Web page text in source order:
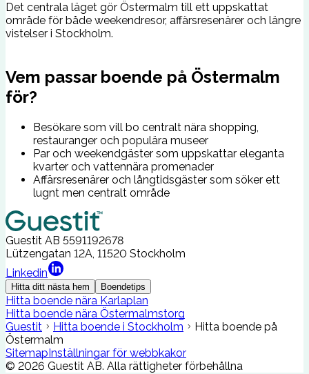
Det centrala läget gör Östermalm till ett uppskattat
område för både weekendresor, affärsresenärer och längre
vistelser i Stockholm.
Vem passar boende på Östermalm
för?
Besökare som vill bo centralt nära shopping,
restauranger och populära museer
Par och weekendgäster som uppskattar eleganta
kvarter och vattennära promenader
Affärsresenärer och långtidsgäster som söker ett
lugnt men centralt område
Guestit AB 5591192678
Lützengatan 12A, 11520 Stockholm
Linkedin
Hitta ditt nästa hem Boendetips
Hitta boende nära Karlaplan
Hitta boende nära Östermalmstorg
Guestit
Hitta boende i Stockholm
Hitta boende på
Östermalm
Sitemap Inställningar för webbkakor
© 2026 Guestit AB. Alla rättigheter förbehållna